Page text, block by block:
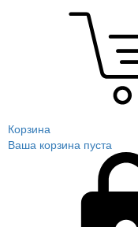
Корзина
Ваша корзина пуста